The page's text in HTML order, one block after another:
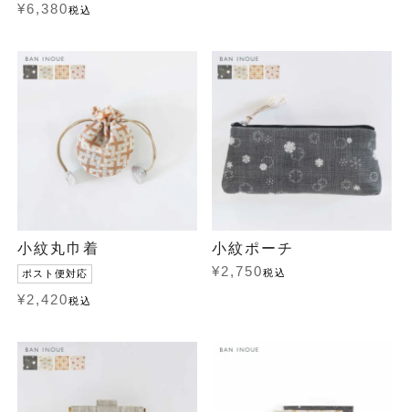
¥6,380税込
小紋丸巾着
ポスト便対応
¥2,420税込
小紋ポーチ
¥2,750税込